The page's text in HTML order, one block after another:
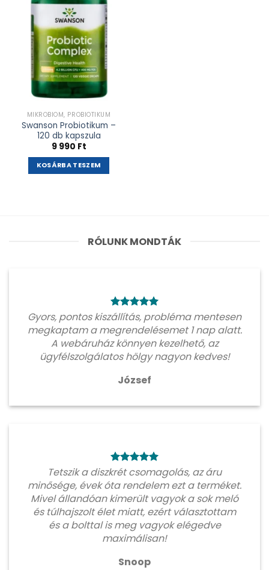
MIKROBIOM, PROBIOTIKUM
Swanson Probiotikum –
120 db kapszula
9 990 Ft
KOSÁRBA TESZEM
RÓLUNK MONDTÁK
Gyors, pontos kiszállítás, probléma mentesen
megkaptam a megrendelésemet 1 nap alatt.
A webáruház könnyen kezelhető, az
ügyfélszolgálatos hölgy nagyon kedves!
József
Tetszik a diszkrét csomagolás, az áru
minősége, évek óta rendelem ezt a terméket.
Mivel állandóan kimerült vagyok a sok meló
és túlhajszolt élet miatt, ezért választottam
és a bolttal is meg vagyok elégedve
maximálisan!
Snoop